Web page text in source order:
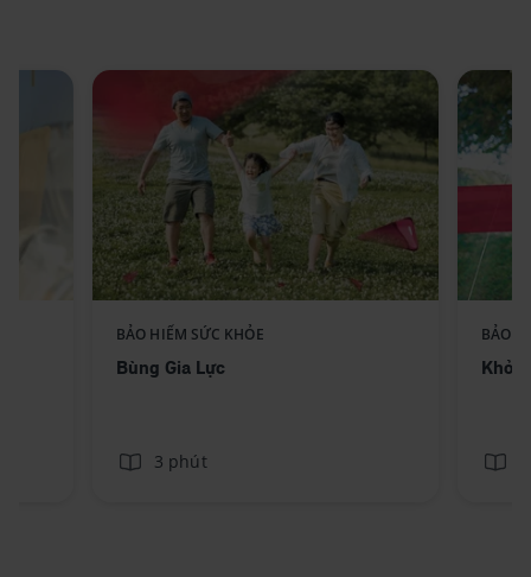
Replace component AIA -
BẢO HIỂM SỨC KHỎE
Bùng Gia Lực
3 phút
BẢO
Khỏe